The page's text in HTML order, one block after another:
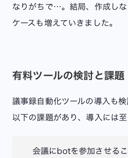
なりがちで…。結局、作成し
ケースも増えていきました。
有料ツールの検討と課題
議事録自動化ツールの導入も検
以下の課題があり、導入には至
会議にbotを参加させる